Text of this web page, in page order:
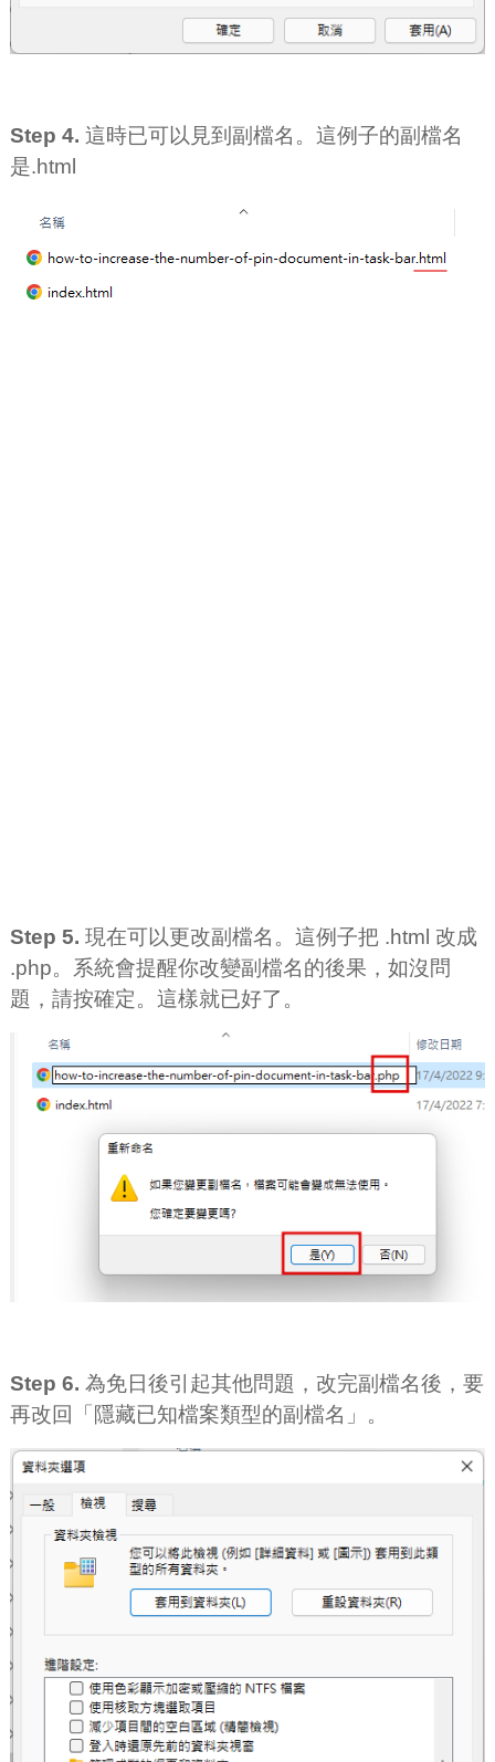
Step 4. 這時已可以見到副檔名。這例子的副檔名
是.html
Step 5. 現在可以更改副檔名。這例子把 .html 改成
.php。系統會提醒你改變副檔名的後果，如沒問
題，請按確定。這樣就已好了。
Step 6. 為免日後引起其他問題，改完副檔名後，要
再改回「隱藏已知檔案類型的副檔名」。